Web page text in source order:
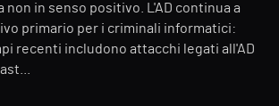
non in senso positivo. L'AD continua a
primario per i criminali informatici:
recenti includono attacchi legati all'AD